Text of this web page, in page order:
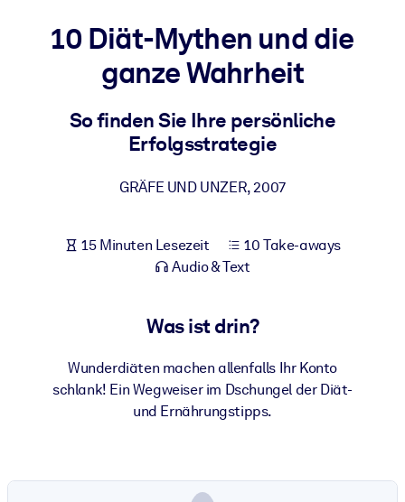
Bauen Sie eine gesunde und resiliente Belegschaft auf.
Für LMS/LXP
Integrieren Sie kompaktes, verifiziertes Wissen in Ihr LMS/LXP für
Bereichern Sie Ihre Unternehmensbibliothek mit
vertrauenswürdigem, praxisnahem Business-Wissen.
Nutzen Sie verlässliches, strukturiertes Wissen, um die Ergebnisse
10 Diät-Mythen und die
ganze Wahrheit
So finden Sie Ihre persönliche
Erfolgsstrategie
GRÄFE UND UNZER,2007
15 Minuten Lesezeit
10 Take-aways
Audio & Text
Was ist drin?
Wunderdiäten machen allenfalls Ihr Konto
schlank! Ein Wegweiser im Dschungel der Diät-
und Ernährungstipps.